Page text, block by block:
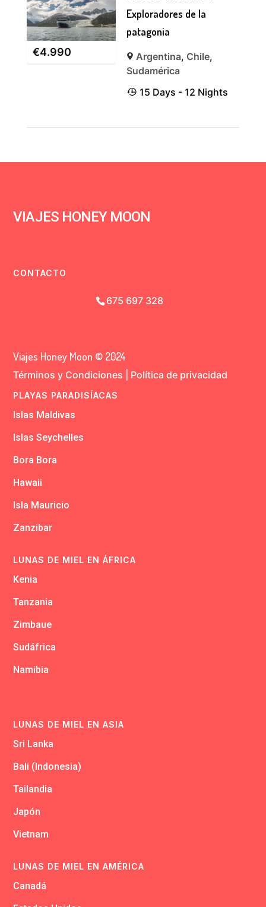
€4.990
Exploradores de la
patagonia
Argentina, Chile,
Sudamérica
15 Days - 12 Nights
VIAJES HONEY MOON
CONTACTO
675 697 328
Viajes Honey Moon © 2024
Términos y Condiciones Política de privacidad
PLAYAS PARADISÍACAS
Islas Maldivas
Islas Seychelles
Bora Bora
Hawaii
Isla Mauricio
Zanzibar
LUNAS DE MIEL EN ÁFRICA
Kenia
Tanzania
Zimbaue
Sudáfrica
Namibia
LUNAS DE MIEL EN ASIA
Sri Lanka
Bali (Indonesia)
Tailandia
Japón
Vietnam
LUNAS DE MIEL EN AMÉRICA
Canadá